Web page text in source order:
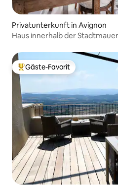
Privatunterkunft in Avignon
Haus innerhalb der
Beliebter Gäste-Favorit.
Gäste-Favorit